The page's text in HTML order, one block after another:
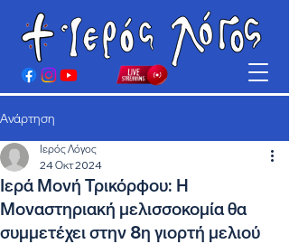
Ανάρτηση
Ιερά Μονή Τρικόρφου: Η
Μοναστηριακή μελισσοκομία θα
συμμετέχει στην 8η γιορτή μελιού
Ιερός Λόγος
24 Οκτ 2024